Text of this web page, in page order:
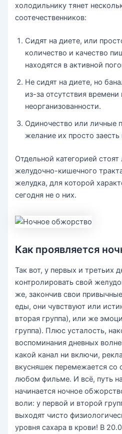
холодильнику тянет
соотечественников:
Сидят на диете, или
количество и качество
находятся в активной
Не сидят на диете, но
из-за отсутствия
неорганизованности.
Одиночество или личные
желание их просто
Отдельной категорией
желудочно-кишечного
желудка, для которой
сегодня не о них.
Как проявляется
Так вот, у первых и третьих
контролировать свой
же, закончив свои
еды, они чувствуют или
вторая группа), или же
группа). Плюс усталость,
воспоминания дневных
какой канал ни включи,
вкусняшек перемежается со
любом фильме. И всё, путь
начинается ночное
воли: у первой и второй
выходят чисто
уровня сахара в крови! В